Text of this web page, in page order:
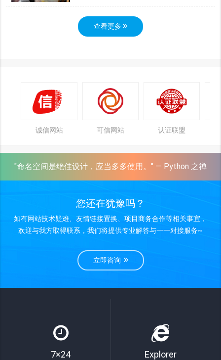
查看更多
诚信网站 可信网站 认证联盟
"命名空间是绝佳设计，应当多多使用。" — Python 之禅
您还在犹豫吗？
如有网站技术疑难、友情链接置换、项目商务合作等相关事宜，
欢迎与我方取得联系，我们将提供专业解答与一一对接服务~
立即咨询
7×24 Explorer